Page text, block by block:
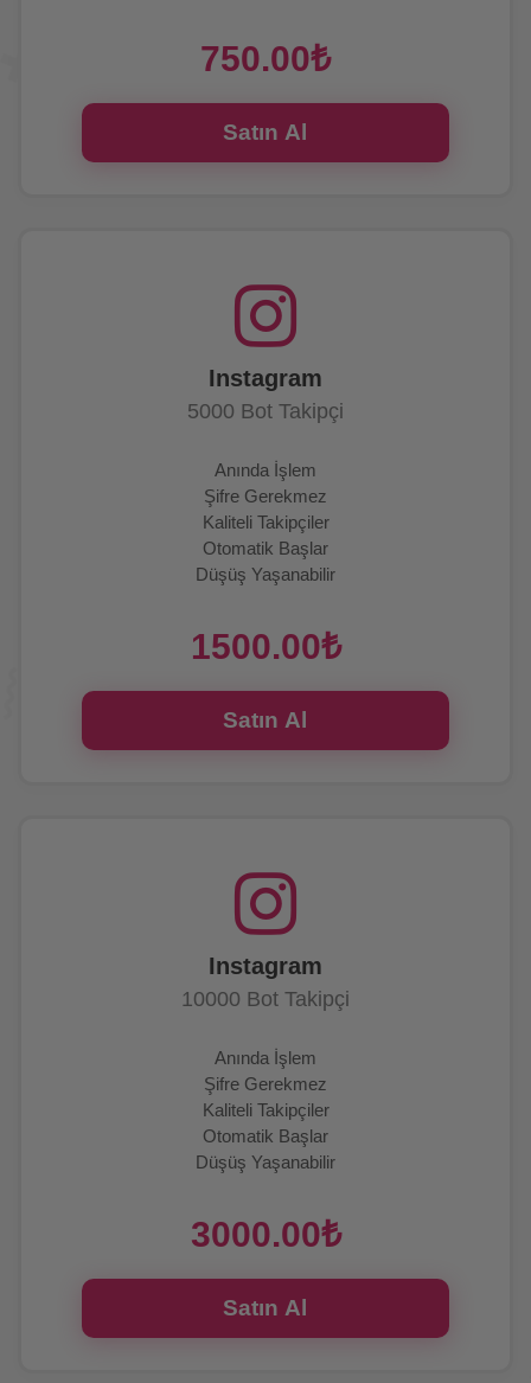
750.00₺
Satın Al
Instagram
5000 Bot Takipçi
Anında İşlem
Şifre Gerekmez
Kaliteli Takipçiler
Otomatik Başlar
Düşüş Yaşanabilir
1500.00₺
Satın Al
Instagram
10000 Bot Takipçi
Anında İşlem
Şifre Gerekmez
Kaliteli Takipçiler
Otomatik Başlar
Düşüş Yaşanabilir
3000.00₺
Satın Al